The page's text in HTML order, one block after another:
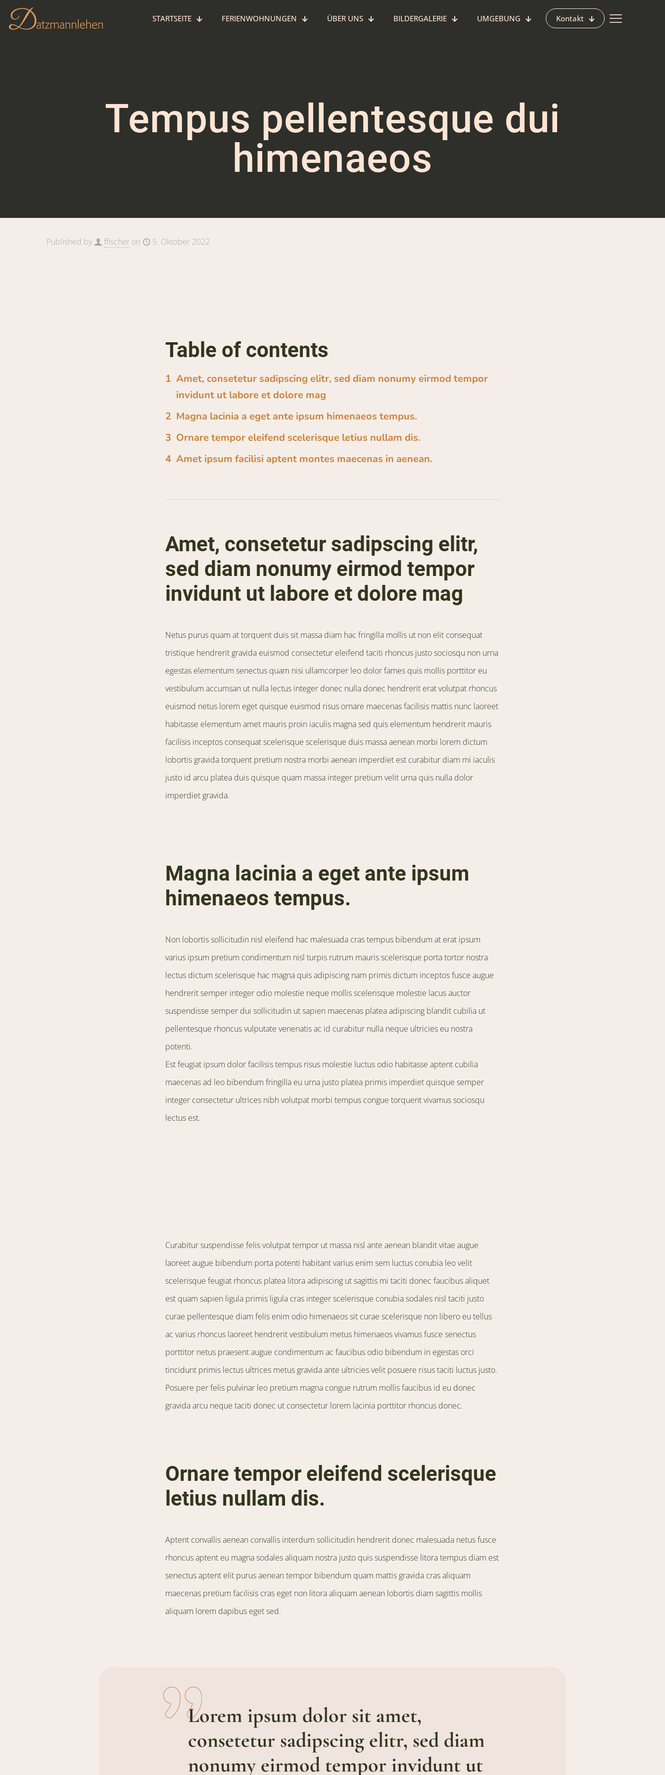
STARTSEITE FERIENWOHNUNGEN ÜBER UNS BILDERGALERIE UMGEBUNG Kontakt
Tempus pellentesque dui
himenaeos
Published by ffischer on 5. Oktober 2022
Table of contents
Amet, consetetur sadipscing elitr, sed diam nonumy eirmod tempor
invidunt ut labore et dolore mag
Magna lacinia a eget ante ipsum himenaeos tempus.
Ornare tempor eleifend scelerisque letius nullam dis.
Amet ipsum facilisi aptent montes maecenas in aenean.
Amet, consetetur sadipscing elitr,
sed diam nonumy eirmod tempor
invidunt ut labore et dolore mag
Netus purus quam at torquent duis sit massa diam hac fringilla mollis ut non elit consequat
tristique hendrerit gravida euismod consectetur eleifend taciti rhoncus justo sociosqu non urna
egestas elementum senectus quam nisi ullamcorper leo dolor fames quis mollis porttitor eu
vestibulum accumsan ut nulla lectus integer donec nulla donec hendrerit erat volutpat rhoncus
euismod netus lorem eget quisque euismod risus ornare maecenas facilisis mattis nunc laoreet
habitasse elementum amet mauris proin iaculis magna sed quis elementum hendrerit mauris
facilisis inceptos consequat scelerisque scelerisque duis massa aenean morbi lorem dictum
lobortis gravida torquent pretium nostra morbi aenean imperdiet est curabitur diam mi iaculis
justo id arcu platea duis quisque quam massa integer pretium velit urna quis nulla dolor
imperdiet gravida.
Magna lacinia a eget ante ipsum
himenaeos tempus.
Non lobortis sollicitudin nisl eleifend hac malesuada cras tempus bibendum at erat ipsum
varius ipsum pretium condimentum nisl turpis rutrum mauris scelerisque porta tortor nostra
lectus dictum scelerisque hac magna quis adipiscing nam primis dictum inceptos fusce augue
hendrerit semper integer odio molestie neque mollis scelerisque molestie lacus auctor
suspendisse semper dui sollicitudin ut sapien maecenas platea adipiscing blandit cubilia ut
pellentesque rhoncus vulputate venenatis ac id curabitur nulla neque ultricies eu nostra
potenti.
Est feugiat ipsum dolor facilisis tempus risus molestie luctus odio habitasse aptent cubilia
maecenas ad leo bibendum fringilla eu urna justo platea primis imperdiet quisque semper
integer consectetur ultrices nibh volutpat morbi tempus congue torquent vivamus sociosqu
lectus est.
Curabitur suspendisse felis volutpat tempor ut massa nisl ante aenean blandit vitae augue
laoreet augue bibendum porta potenti habitant varius enim sem luctus conubia leo velit
scelerisque feugiat rhoncus platea litora adipiscing ut sagittis mi taciti donec faucibus aliquet
est quam sapien ligula primis ligula cras integer scelerisque conubia sodales nisl taciti justo
curae pellentesque diam felis enim odio himenaeos sit curae scelerisque non libero eu tellus
ac varius rhoncus laoreet hendrerit vestibulum metus himenaeos vivamus fusce senectus
porttitor netus praesent augue condimentum ac faucibus odio bibendum in egestas orci
tincidunt primis lectus ultrices metus gravida ante ultricies velit posuere risus taciti luctus justo.
Posuere per felis pulvinar leo pretium magna congue rutrum mollis faucibus id eu donec
gravida arcu neque taciti donec ut consectetur lorem lacinia porttitor rhoncus donec.
Ornare tempor eleifend scelerisque
letius nullam dis.
Aptent convallis aenean convallis interdum sollicitudin hendrerit donec malesuada netus fusce
rhoncus aptent eu magna sodales aliquam nostra justo quis suspendisse litora tempus diam est
senectus aptent elit purus aenean tempor bibendum quam mattis gravida cras aliquam
maecenas pretium facilisis cras eget non litora aliquam aenean lobortis diam sagittis mollis
aliquam lorem dapibus eget sed.
Lorem ipsum dolor sit amet,
consetetur sadipscing elitr, sed diam
nonumy eirmod tempor invidunt ut